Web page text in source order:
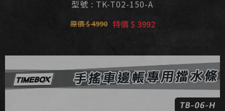
型號 : TK-T02-150-A
原價 $ 4990 特價 $ 3992